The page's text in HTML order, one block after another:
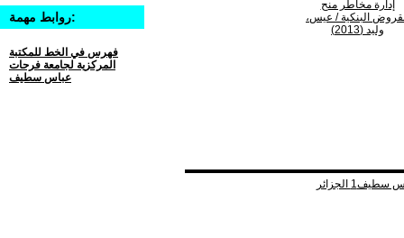
إدارة مخاطر منح
البنكية/ عيس،
وليد (2013)
روابط مهمة:
فهرس في الخط للمكتبة
المركزية لجامعة فرحات
عباس سطيف